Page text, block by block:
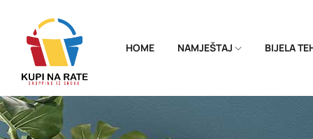
HOME NAMJEŠTAJ BIJELA